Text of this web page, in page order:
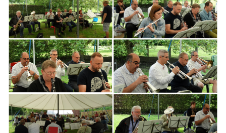
ARMCHAIR